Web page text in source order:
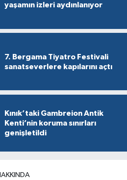
yaşamın izleri aydınlanıyor
7. Bergama Tiyatro Festivali
sanatseverlere kapılarını açtı
Kınık’taki Gambreion Antik
Kenti’nin koruma sınırları
genişletildi